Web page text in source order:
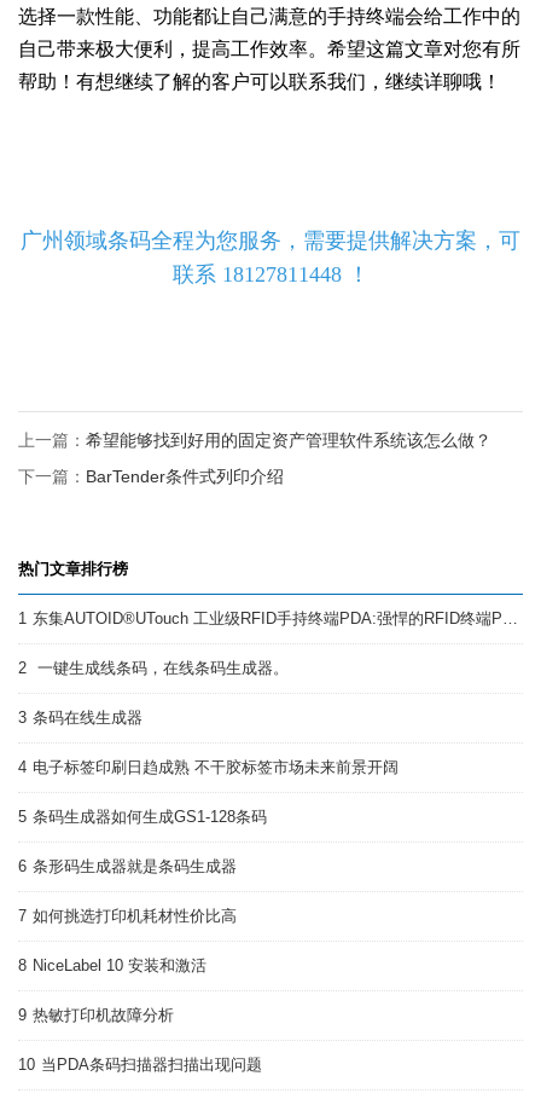
选择一款性能、功能都让自己满意的手持终端会给工作中的
自己带来极大便利，提高工作效率。希望这篇文章对您有所
帮助！有想继续了解的客户可以联系我们，继续详聊哦！
广州领域条码全程为您服务，需要提供解决方案，可
联系 18127811448 ！
上一篇： 希望能够找到好用的固定资产管理软件系统该怎么做？
下一篇： BarTender条件式列印介绍
热门文章排行榜
1 东集AUTOID®UTouch 工业级RFID手持终端PDA:强悍的RFID终端PDA
2 一键生成线条码，在线条码生成器。
3 条码在线生成器
4 电子标签印刷日趋成熟 不干胶标签市场未来前景开阔
5 条码生成器如何生成GS1-128条码
6 条形码生成器就是条码生成器
7 如何挑选打印机耗材性价比高
8 NiceLabel 10 安装和激活
9 热敏打印机故障分析
10 当PDA条码扫描器扫描出现问题